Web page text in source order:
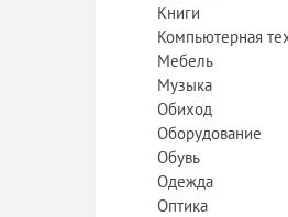
Книги
Компьютерная
Мебель
Музыка
Обиход
Оборудование
Обувь
Одежда
Оптика